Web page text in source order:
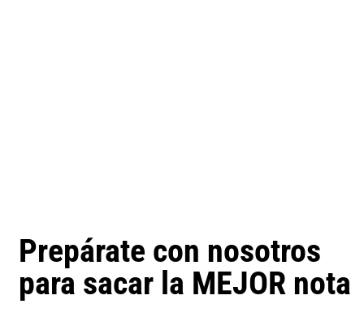
Prepárate con nosotros
para sacar la MEJOR nota